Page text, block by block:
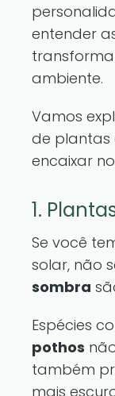
entender
ambiente.
Vamos
de plantas
encaixar
1.
Se você
solar, não
sombra
Espécies
pothos
também
mais